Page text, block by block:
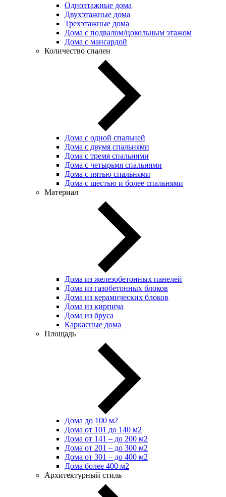
Одноэтажные дома
Двухэтажные дома
Трехэтажные дома
Дома с подвалом/цокольным этажом
Дома с мансардой
Количество спален
Дома с одной спальней
Дома с двумя спальнями
Дома с тремя спальнями
Дома с четырьмя спальнями
Дома с пятью спальнями
Дома с шестью и более спальнями
Материал
Дома из железобетонных панелей
Дома из газобетонных блоков
Дома из керамических блоков
Дома из кирпича
Дома из бруса
Каркасные дома
Площадь
Дома до 100 м2
Дома от 101 до 140 м2
Дома от 141 – до 200 м2
Дома от 201 – до 300 м2
Дома от 301 – до 400 м2
Дома более 400 м2
Архитектурный стиль